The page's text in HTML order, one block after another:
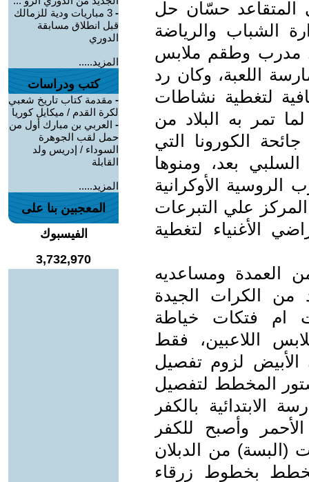
المتقاعد حسّان حل
الشباب والرياضة
مدرب وطقم ملابس
اللعبة، وكان رد
لتغطية نشاطات
تمر به البلاد من
الكورونا التي
بعد، ومنوها
الروسية الأوكرانية
علي التبرعات
الأغنياء لتغطية
العمدة ومساعديه
من الكرات الجيدة
ام فتكات خياطة
اللاعبين، فقط
الأبيض لزوم تفصيل
المخطط لتفصيل
الابتدائية بالكفر
وأصبح للكفر
من الدبلان
بخطوط زرقاء
-
3 مباريات ودية للزمالك
قبل انطلاق مسابقة
الدوري
المزيد.....
كتب ودراسات
- مقدمة كتاب تاريخ شعبي
لكرة القدم / ميكايل كوريا
- العربي بن مبارك أول من
حمل لقب الجوهرة
السوداء / إدريس ولد
القابلة
المزيد.....
المعجبين بنا على
الفيسبوك
3,732,970